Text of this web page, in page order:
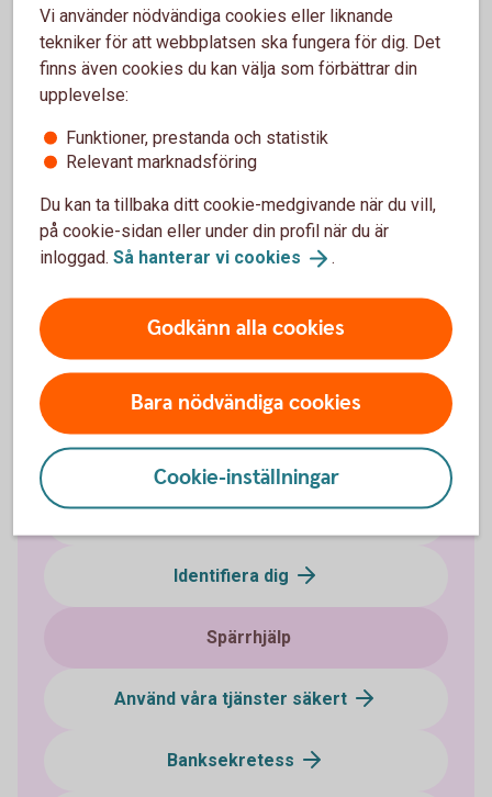
Om ditt körkort har kommit bort eller blivit stulet ska
du anmäla det till Transportstyrelsen.
Pass spärrar du hos Polisen. Ring 114 14
Anmäl/spärra körkort
Bedrägeri och säkerhet
Bedrägerier
Anmäl bedrägeri
Påverka din digitala säkerhet
Identifiera dig
Spärrhjälp
Använd våra tjänster säkert
Banksekretess
Vi använder nödvändiga cookies eller liknande
tekniker för att webbplatsen ska fungera för dig. Det
finns även cookies du kan välja som förbättrar din
upplevelse:
Funktioner, prestanda och statistik
Relevant marknadsföring
Du kan ta tillbaka ditt cookie-medgivande när du vill,
på cookie-sidan eller under din profil när du är
inloggad. Så hanterar vi cookies .
Godkänn alla cookies
Bara nödvändiga cookies
Cookie-inställningar